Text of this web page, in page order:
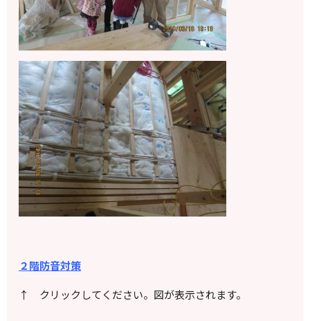
２階防音対策
↑ クリックしてください。図が表示されます。